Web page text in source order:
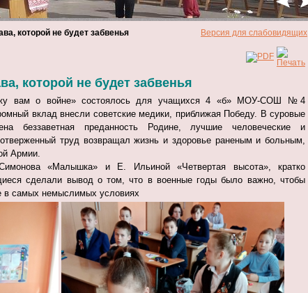
которой не будет забвенья Версия для слабовидящих
которой не будет забвенья
вам о войне» состоялось для учащихся 4 «б» МОУ-СОШ №4
вклад внесли советские медики, приближая Победу. В суровые
беззаветная преданность Родине, лучшие человеческие и
труд возвращал жизнь и здоровье раненым и больным,
Армии.
«Малышка» и Е. Ильиной «Четвертая высота», кратко
сделали вывод о том, что в военные годы было важно, чтобы
в самых немыслимых условиях